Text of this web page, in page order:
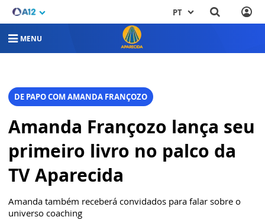
PT
MENU
DE PAPO COM AMANDA FRANÇOZO
Amanda Françozo lança seu
primeiro livro no palco da
TV Aparecida
Amanda também receberá convidados para falar sobre o
universo coaching